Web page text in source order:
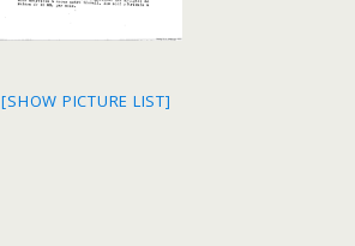
[SHOW PICTURE LIST]